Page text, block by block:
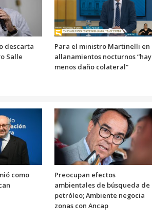
descarta
Salle
Para el ministro Martinelli en
allanamientos nocturnos “hay
menos daño colateral”
como
Preocupan efectos
ambientales de búsqueda de
petróleo; Ambiente negocia
zonas con Ancap